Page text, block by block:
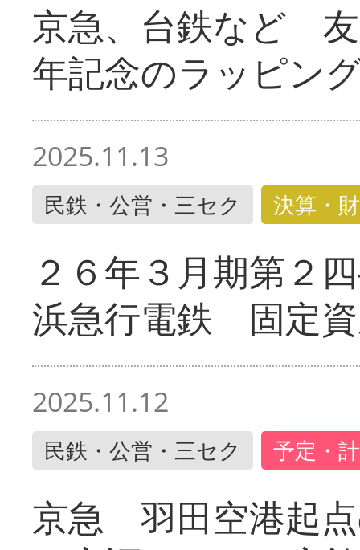
京急、台鉄など
年記念のラッピン
2025.11.13
民鉄・公営・三セク 決算・
２６年３月期第２
浜急行電鉄 固定
2025.11.12
民鉄・公営・三セク 予定・
京急 羽田空港起